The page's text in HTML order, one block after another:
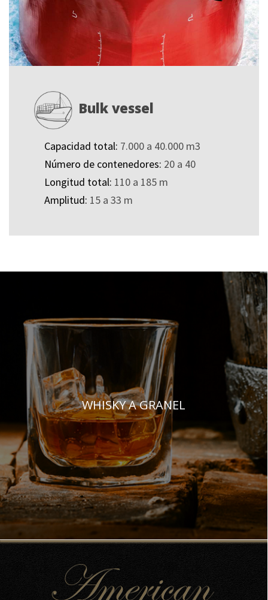
Bulk vessel
Capacidad total: 7.000 a 40.000 m3
Número de contenedores: 20 a 40
Longitud total: 110 a 185 m
Amplitud: 15 a 33 m
WHISKY A GRANEL